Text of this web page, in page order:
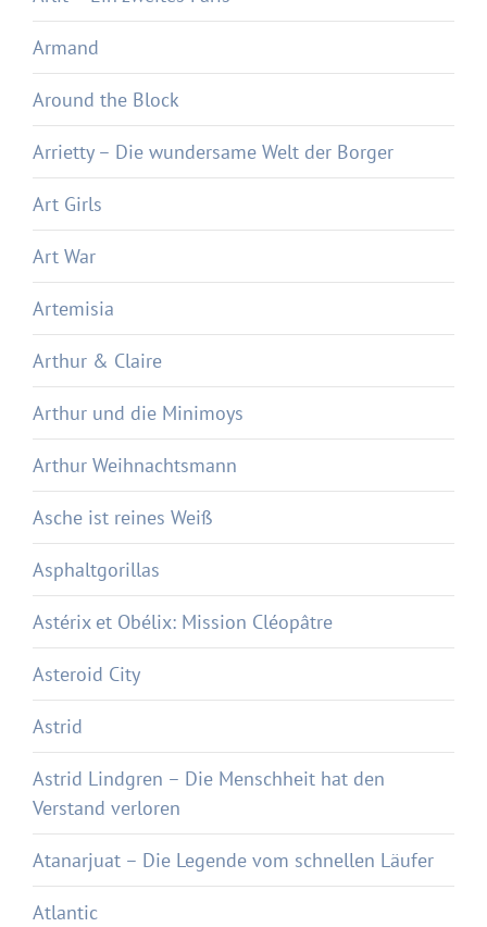
Armand
Around the Block
Arrietty – Die wundersame Welt der Borger
Art Girls
Art War
Artemisia
Arthur & Claire
Arthur und die Minimoys
Arthur Weihnachtsmann
Asche ist reines Weiß
Asphaltgorillas
Astérix et Obélix: Mission Cléopâtre
Asteroid City
Astrid
Astrid Lindgren – Die Menschheit hat den
Verstand verloren
Atanarjuat – Die Legende vom schnellen Läufer
Atlantic